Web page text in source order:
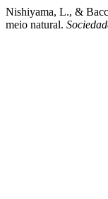
Nishiyama, L., &
meio natural.